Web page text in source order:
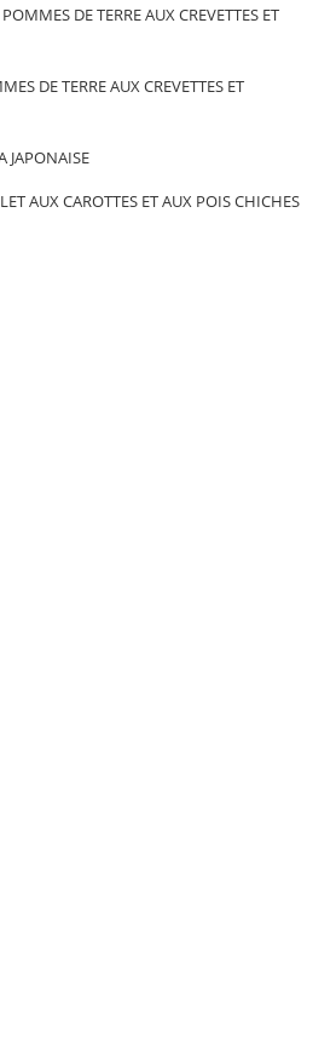
DE TERRE AUX CREVETTES ET
DE TERRE AUX CREVETTES ET
JAPONAISE
AUX CAROTTES ET AUX POIS CHICHES